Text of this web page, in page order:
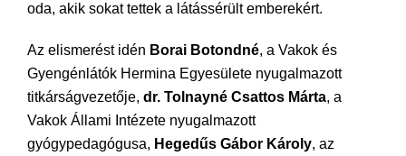
oda, akik sokat tettek a látássérült emberekért.
Az elismerést idén Borai Botondné, a Vakok és
Gyengénlátók Hermina Egyesülete nyugalmazott
titkárságvezetője, dr. Tolnayné Csattos Márta, a
Vakok Állami Intézete nyugalmazott
gyógypedagógusa, Hegedűs Gábor Károly, az